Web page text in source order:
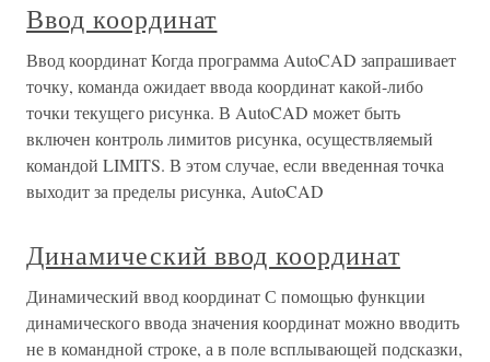
Ввод координат
Ввод координат Когда программа AutoCAD запрашивает
точку, команда ожидает ввода координат какой-либо
точки текущего рисунка. В AutoCAD может быть
включен контроль лимитов рисунка, осуществляемый
командой LIMITS. В этом случае, если введенная точка
выходит за пределы рисунка, AutoCAD
Динамический ввод координат
Динамический ввод координат С помощью функции
динамического ввода значения координат можно вводить
не в командной строке, а в поле всплывающей подсказки,